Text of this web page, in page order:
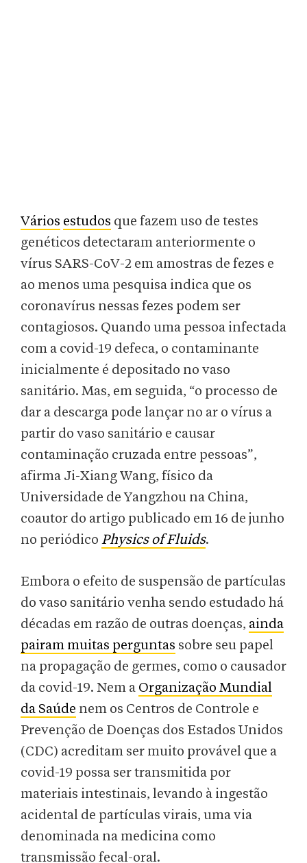
Vários estudos que fazem uso de testes
genéticos detectaram anteriormente o
vírus SARS-CoV-2 em amostras de fezes e
ao menos uma pesquisa indica que os
coronavírus nessas fezes podem ser
contagiosos. Quando uma pessoa infectada
com a covid-19 defeca, o contaminante
inicialmente é depositado no vaso
sanitário. Mas, em seguida, “o processo de
dar a descarga pode lançar no ar o vírus a
partir do vaso sanitário e causar
contaminação cruzada entre pessoas”,
afirma Ji-Xiang Wang, físico da
Universidade de Yangzhou na China,
coautor do artigo publicado em 16 de junho
no periódico Physics of Fluids.
Embora o efeito de suspensão de partículas
do vaso sanitário venha sendo estudado há
décadas em razão de outras doenças, ainda
pairam muitas perguntas sobre seu papel
na propagação de germes, como o causador
da covid-19. Nem a Organização Mundial
da Saúde nem os Centros de Controle e
Prevenção de Doenças dos Estados Unidos
(CDC) acreditam ser muito provável que a
covid-19 possa ser transmitida por
materiais intestinais, levando à ingestão
acidental de partículas virais, uma via
denominada na medicina como
transmissão fecal-oral.